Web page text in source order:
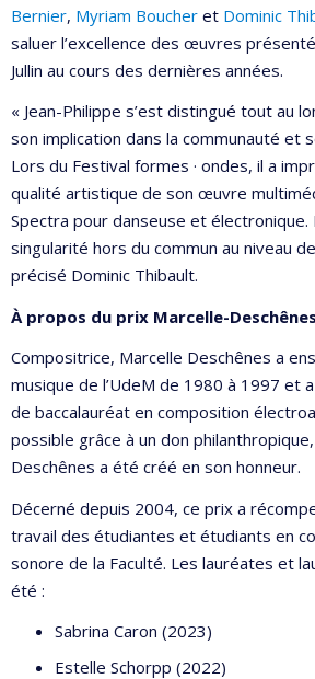
Bernier, Myriam Boucher et Dominic
saluer l’excellence des œuvres
Jullin au cours des dernières années.
« Jean-Philippe s’est distingué tout au
son implication dans la communauté et
Lors du Festival formes · ondes, il a
qualité artistique de son œuvre
Spectra pour danseuse et électronique.
singularité hors du commun au niveau
précisé Dominic Thibault.
À propos du prix Marcelle-Deschênes
Compositrice, Marcelle Deschênes a
musique de l’UdeM de 1980 à 1997 et
de baccalauréat en composition
possible grâce à un don
Deschênes a été créé en son honneur.
Décerné depuis 2004, ce prix a
travail des étudiantes et étudiants en
sonore de la Faculté. Les lauréates et
été :
Sabrina Caron (2023)
Estelle Schorpp (2022)